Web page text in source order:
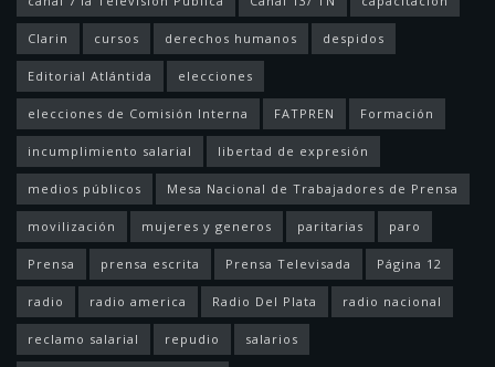
Clarin cursos derechos humanos despidos
Editorial Atlántida elecciones
elecciones de Comisión Interna FATPREN Formación
incumplimiento salarial libertad de expresión
medios públicos Mesa Nacional de Trabajadores de Prensa
movilización mujeres y generos paritarias paro
Prensa prensa escrita Prensa Televisada Página 12
radio radio america Radio Del Plata radio nacional
reclamo salarial repudio salarios